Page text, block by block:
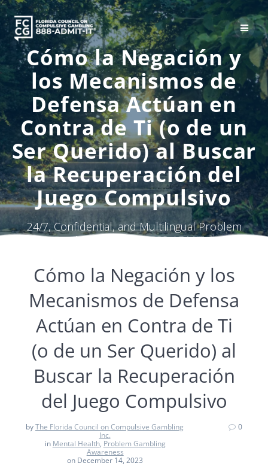
Skip
to
content
Cómo la Negación y
los Mecanismos de
Defensa Actúan en
Contra de Ti (o de un
Ser Querido) al Buscar
la Recuperación del
Juego Compulsivo
24/7, Confidential, and Multilingual Problem
Gambling HelpLine: 888-ADMIT-IT
Cómo la Negación y los
Mecanismos de Defensa
Actúan en Contra de Ti
(o de un Ser Querido) al
Buscar la Recuperación
del Juego Compulsivo
byThe Florida Council on Compulsive Gambling
Inc.
in Mental Health, Problem Gambling
Awareness
on December 14, 2023
0